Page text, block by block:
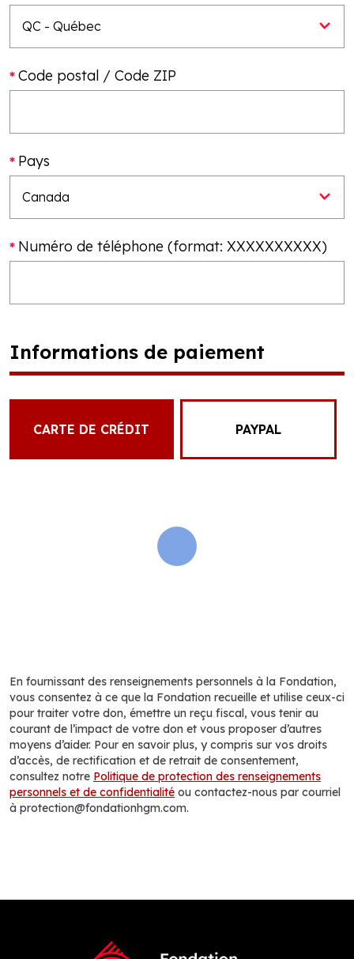
Code postal / Code ZIP
Pays
Numéro de téléphone (format: XXXXXXXXXX)
Informations de paiement
CARTE DE CRÉDIT PAYPAL
En fournissant des renseignements personnels à la Fondation,
vous consentez à ce que la Fondation recueille et utilise ceux-ci
pour traiter votre don, émettre un reçu fiscal, vous tenir au
courant de l’impact de votre don et vous proposer d’autres
moyens d’aider. Pour en savoir plus, y compris sur vos droits
d’accès, de rectification et de retrait de consentement,
consultez notre Politique de protection des renseignements
personnels et de confidentialité ou contactez-nous par courriel
à protection@fondationhgm.com.